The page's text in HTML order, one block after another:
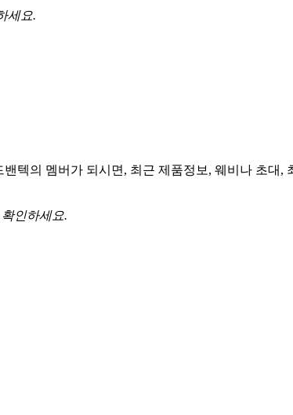
세요.
텍의 멤버가 되시면, 최근 제품정보, 웨비나 초대,
인하세요.